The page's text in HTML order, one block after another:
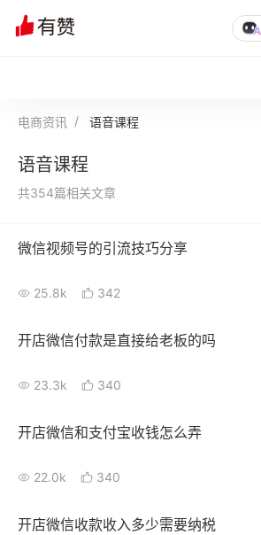
私域日历
有赞成功案例
面对面聊增长
有赞春季发布会 实干家直播间
新零售大会
电商资讯 语音课程
语音课程
共354篇相关文章
微信视频号的引流技巧分享
25.8k 342
开店微信付款是直接给老板的吗
23.3k 340
开店微信和支付宝收钱怎么弄
22.0k 340
开店微信收款收入多少需要纳税